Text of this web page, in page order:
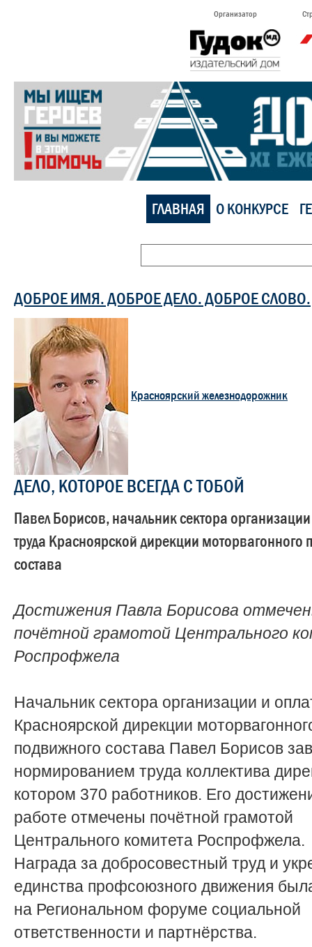
Организатор
ГЛАВНАЯ О КОНКУРСЕ
ДОБРОЕ ИМЯ. ДОБРОЕ ДЕЛО. ДОБРОЕ СЛОВО.
Красноярский железнодорожник
ДЕЛО, КОТОРОЕ ВСЕГДА С ТОБОЙ
Павел Борисов, начальник сектора
труда Красноярской дирекции моторвагонного
состава
Достижения Павла Борисова
почётной грамотой Центрального
Роспрофжела
Начальник сектора организации и
Красноярской дирекции
подвижного состава Павел Борисов
нормированием труда коллектива
котором 370 работников. Его
работе отмечены почётной грамотой
Центрального комитета Роспрофжела.
Награда за добросовестный труд и
единства профсоюзного движения
на Региональном форуме социальной
ответственности и партнёрства.